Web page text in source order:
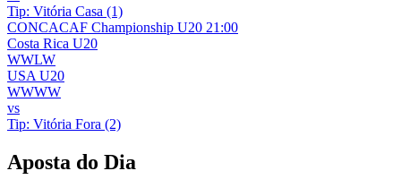
Tip: Vitória Casa (1)
CONCACAF Championship U20 21:00
Costa Rica U20
WWLW
USA U20
WWWW
vs
Tip: Vitória Fora (2)
Aposta do Dia